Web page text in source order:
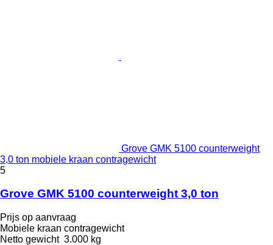
Grove GMK 5100 counterweight
3,0 ton mobiele kraan contragewicht
5
Grove GMK 5100 counterweight 3,0 ton
Prijs op aanvraag
Mobiele kraan contragewicht
Netto gewicht 3.000 kg